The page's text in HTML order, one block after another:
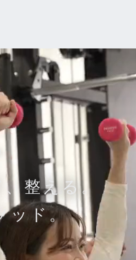
整える。
ッド。